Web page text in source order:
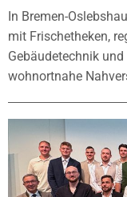
In Bremen-
mit Frischetheken,
Gebäudetechnik
wohnortnahe